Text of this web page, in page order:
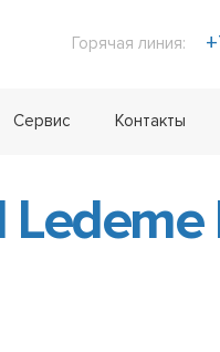
Горячая линия:
Сервис Контакты